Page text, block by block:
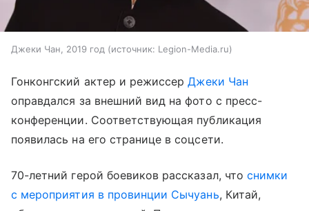
Джеки Чан, 2019 год источник: Legion-Media.ru
Гонконгский актер и режиссерДжеки Чан
оправдался за внешний вид на фото с пресс-
конференции. Соответствующая публикация
появилась на его странице в соцсети.
70-летний герой боевиков рассказал, что снимки
с мероприятия в провинции Сычуань, Китай,